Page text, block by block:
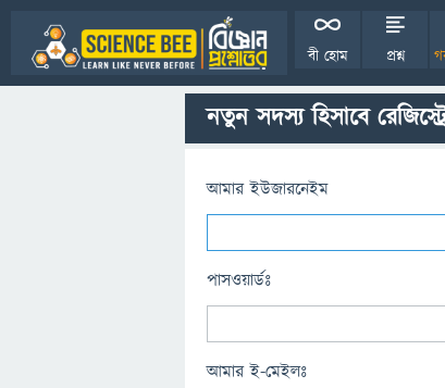
বী হোম প্রশ্ন
নতুন সদস্য হিসাবে
আমার ইউজারনেইম
পাসওয়ার্ডঃ
আমার ই-মেইলঃ